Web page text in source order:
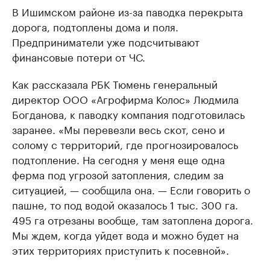
В Ишимском районе из-за паводка перекрыта
дорога, подтоплены дома и поля.
Предприниматели уже подсчитывают
финансовые потери от ЧС.
Как рассказала РБК Тюмень генеральный
директор ООО «Агрофирма Колос» Людмила
Богданова, к паводку компания подготовилась
заранее. «Мы перевезли весь скот, сено и
солому с территорий, где прогнозировалось
подтопление. На сегодня у меня еще одна
ферма под угрозой затопления, следим за
ситуацией, — сообщила она. — Если говорить о
пашне, то под водой оказалось 1 тыс. 300 га.
495 га отрезаны вообще, там затоплена дорога.
Мы ждем, когда уйдет вода и можно будет на
этих территориях приступить к посевной».